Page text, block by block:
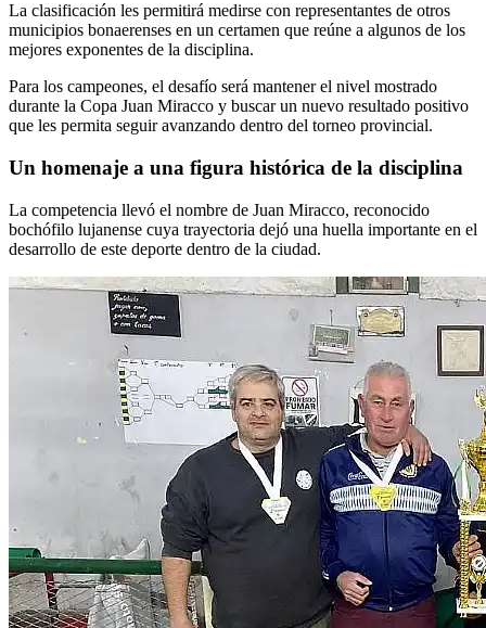
La clasificación les permitirá medirse con representantes de otros
municipios bonaerenses en un certamen que reúne a algunos de los
mejores exponentes de la disciplina.
Para los campeones, el desafío será mantener el nivel mostrado
durante la Copa Juan Miracco y buscar un nuevo resultado positivo
que les permita seguir avanzando dentro del torneo provincial.
Un homenaje a una figura histórica de la disciplina
La competencia llevó el nombre de Juan Miracco, reconocido
bochófilo lujanense cuya trayectoria dejó una huella importante en el
desarrollo de este deporte dentro de la ciudad.